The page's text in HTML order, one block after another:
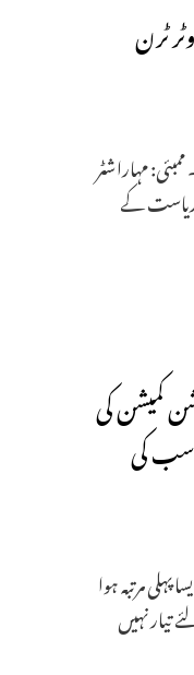
18.14 فیصد ووٹر ٹرن
کی گئی۔ ممبئی: مہاراشٹر
ریاست کے
کمیشن کی
کی
مرتبہ ہوا
نہیں